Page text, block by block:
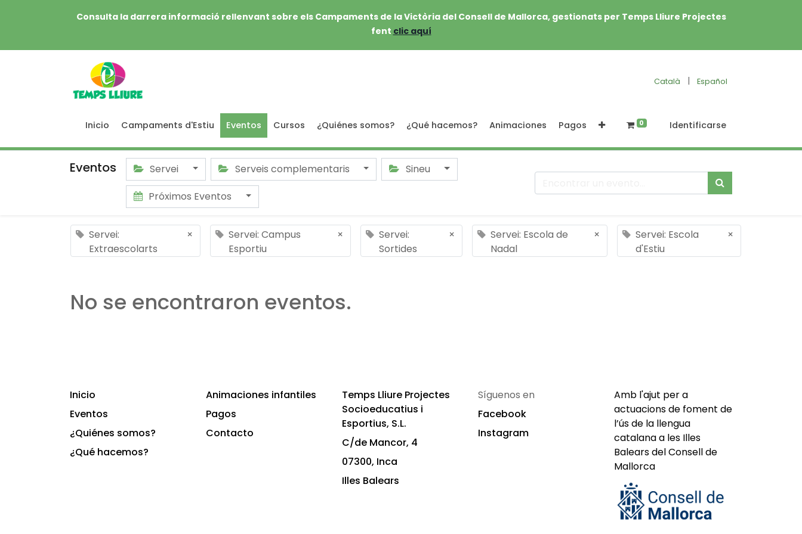
Consulta la darrera informació rellenvant sobre els Campaments de la Victòria del Consell de Mallorca, gestionats per Temps Lliure Projectes
fent clic aquí
Català | Español
Inicio Campaments d'Estiu Eventos Cursos ¿Quiénes somos? ¿Qué hacemos? Animaciones Pagos 0 Identificarse
Eventos Servei Serveis complementaris
Sineu
Próximos Eventos
Servei:
Extraescolarts
×
Servei: Campus
Esportiu
×
Servei:
Sortides
×
Servei: Escola de
Nadal
×
Servei: Escola
d'Estiu
×
No se encontraron eventos.
Inicio
Eventos
¿Quiénes somos?
¿Qué hacemos?
Animaciones infantiles
Pagos
Contacto
Temps Lliure Projectes
Socioeducatius i
Esportius, S.L.
C/de Mancor, 4
07300, Inca
Illes Balears
Síguenos en
Facebook
Instagram
Amb l'ajut per a
actuacions de foment de
l’ús de la llengua
catalana a les Illes
Balears del Consell de
Mallorca